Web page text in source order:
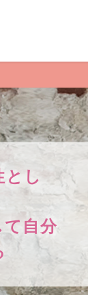
とし
て自分